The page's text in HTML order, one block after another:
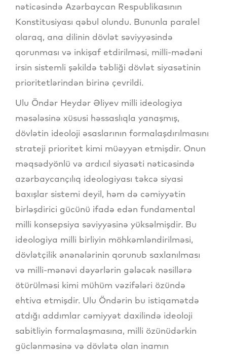
nəticəsində Azərbaycan Respublikasının
Konstitusiyası qəbul olundu. Bununla paralel
olaraq, ana dilinin dövlət səviyyəsində
qorunması və inkişaf etdirilməsi, milli-mədəni
irsin sistemli şəkildə təbliği dövlət siyasətinin
prioritetlərindən birinə çevrildi.
Ulu Öndər Heydər Əliyev milli ideologiya
məsələsinə xüsusi həssaslıqla yanaşmış,
dövlətin ideoloji əsaslarının formalaşdırılmasını
strateji prioritet kimi müəyyən etmişdir. Onun
məqsədyönlü və ardıcıl siyasəti nəticəsində
azərbaycançılıq ideologiyası təkcə siyasi
baxışlar sistemi deyil, həm də cəmiyyətin
birləşdirici gücünü ifadə edən fundamental
milli konsepsiya səviyyəsinə yüksəlmişdir. Bu
ideologiya milli birliyin möhkəmləndirilməsi,
dövlətçilik ənənələrinin qorunub saxlanılması
və milli-mənəvi dəyərlərin gələcək nəsillərə
ötürülməsi kimi mühüm vəzifələri özündə
ehtiva etmişdir. Ulu Öndərin bu istiqamətdə
atdığı addımlar cəmiyyət daxilində ideoloji
sabitliyin formalaşmasına, milli özünüdərkin
güclənməsinə və dövlətə olan inamın